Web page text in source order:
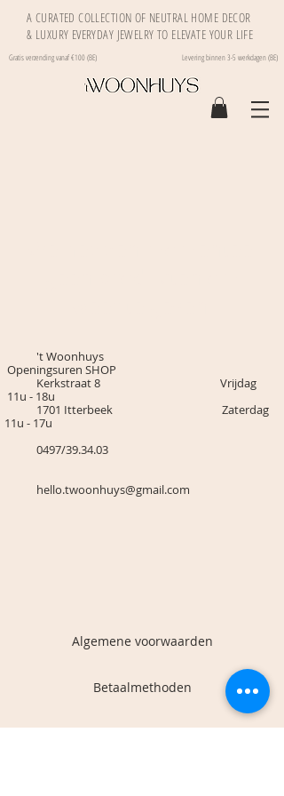
A CURATED COLLECTION OF NEUTRAL HOME DECOR
& LUXURY EVERYDAY JEWELRY TO ELEVATE YOUR LIFE
Gratis verzending vanaf €100 (BE) Levering binnen 3-5 werkdagen (BE)
't Woonhuys
Openingsuren SHOP
Kerkstraat 8 Vrijdag
11u - 18u
1701 Itterbeek Zaterdag
11u - 17u
0497/39.34.03
hello.twoonhuys@gmail.com
Algemene voorwaarden
Betaalmethoden
Verzenden en retourneren